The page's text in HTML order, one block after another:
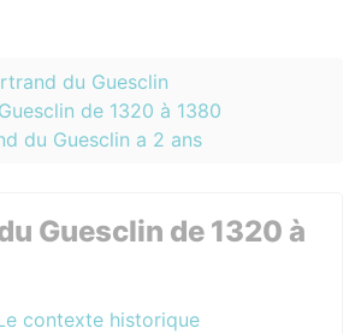
du Guesclin
de 1320 à 1380
du Guesclin a 2 ans
Guesclin de 1320 à
contexte historique